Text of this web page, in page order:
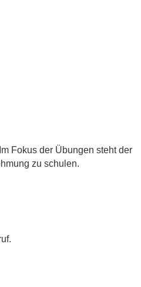
Fokus der Übungen steht der
zu schulen.